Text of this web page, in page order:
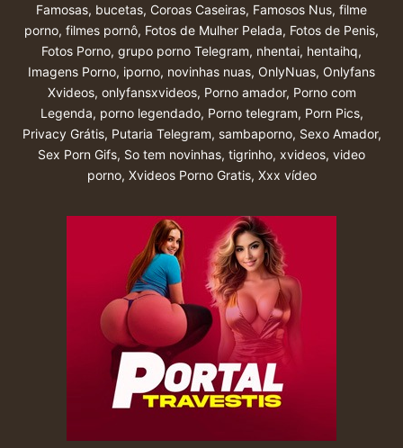
Famosas, bucetas, Coroas Caseiras, Famosos Nus, filme
porno, filmes pornô, Fotos de Mulher Pelada, Fotos de Penis,
Fotos Porno, grupo porno Telegram, nhentai, hentaihq,
Imagens Porno, iporno, novinhas nuas, OnlyNuas, Onlyfans
Xvideos, onlyfansxvideos, Porno amador, Porno com
Legenda, porno legendado, Porno telegram, Porn Pics,
Privacy Grátis, Putaria Telegram, sambaporno, Sexo Amador,
Sex Porn Gifs, So tem novinhas, tigrinho, xvideos, video
porno, Xvideos Porno Gratis, Xxx vídeo